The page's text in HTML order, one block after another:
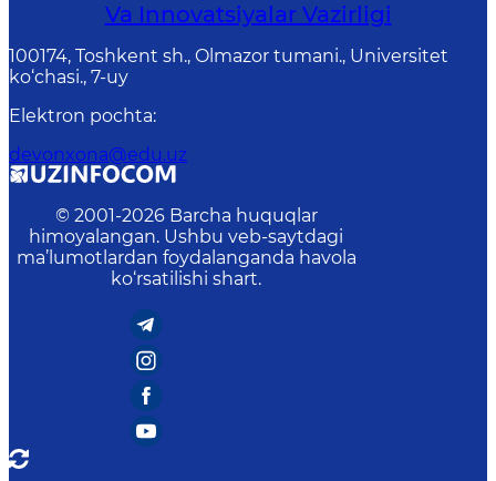
Va Innovatsiyalar Vazirligi
100174, Toshkent sh., Olmazor tumani., Universitet
ko‘chasi., 7-uy
Elektron pochta:
devonxona@edu.uz
© 2001-2026 Barcha huquqlar
himoyalangan. Ushbu veb-saytdagi
ma’lumotlardan foydalanganda havola
ko‘rsatilishi shart.